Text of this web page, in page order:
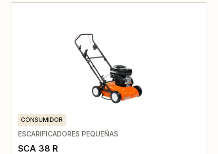
CONSUMIDOR
ESCARIFICADORES PEQUEÑAS
SCA 38 R